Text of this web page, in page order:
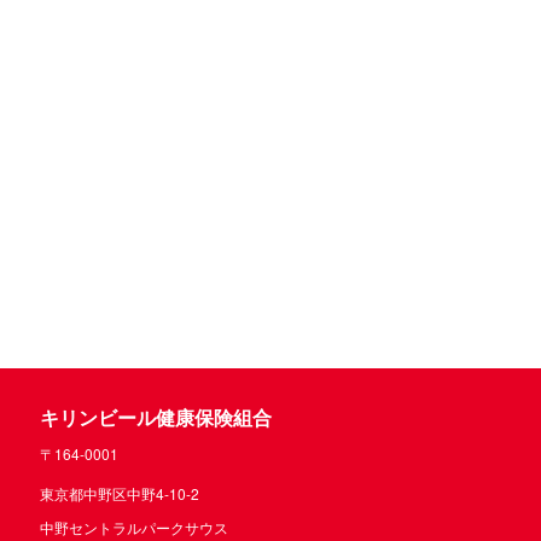
キリンビール健康保険組合
〒164-0001
東京都中野区中野4-10-2
中野セントラルパークサウス